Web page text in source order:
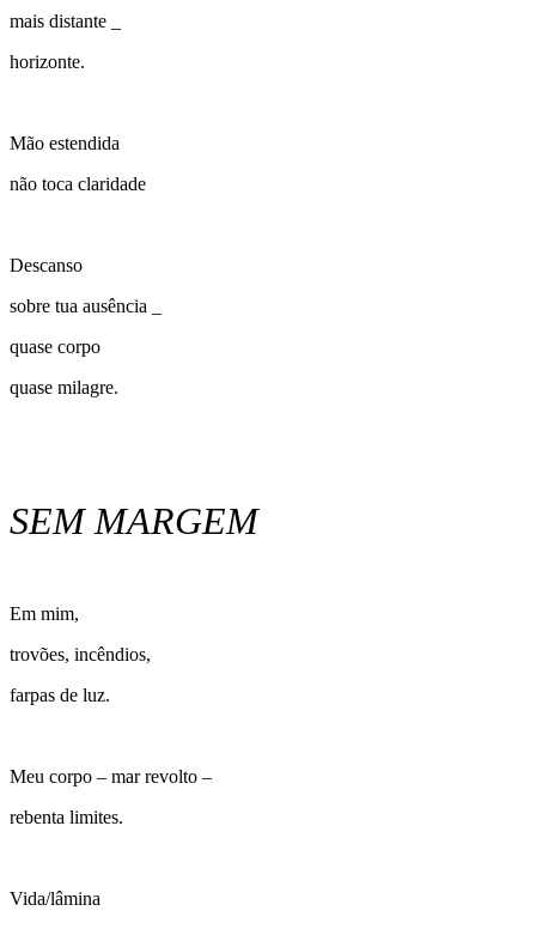
mais distante _
horizonte.
Mão estendida
não toca claridade
Descanso
sobre tua ausência _
quase corpo
quase milagre.
SEM MARGEM
Em mim,
trovões, incêndios,
farpas de luz.
Meu corpo – mar revolto –
rebenta limites.
Vida/lâmina